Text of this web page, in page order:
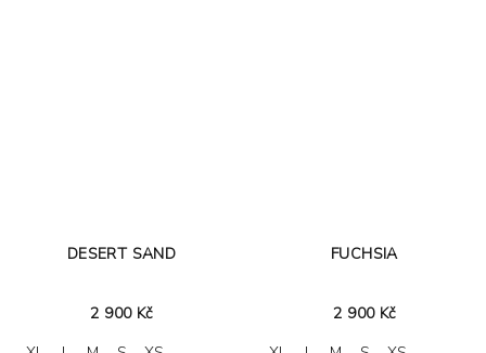
DESERT SAND
2 900 Kč
FUCHSIA
2 900 Kč